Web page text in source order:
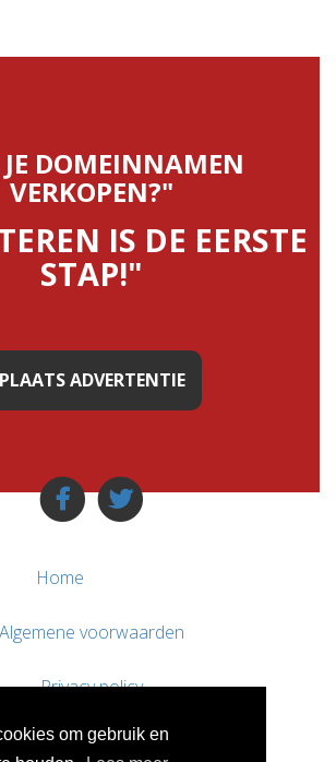
om gebruik en
DOMEINNAMEN
VERKOPEN?"
IS DE EERSTE
STAP!"
PLAATS ADVERTENTIE
Home
Algemene voorwaarden
Privacy policy
Contact / Support